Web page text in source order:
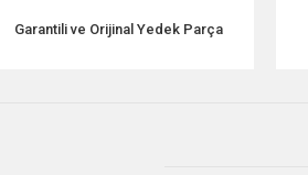
Garantili ve Orijinal Yedek Parça